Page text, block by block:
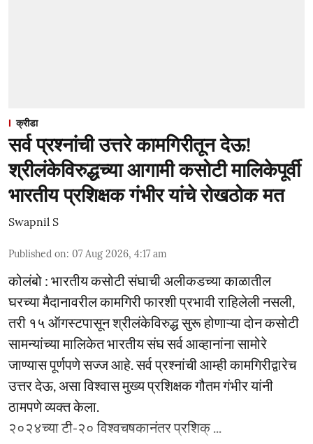
क्रीडा
सर्व प्रश्नांची उत्तरे कामगिरीतून देऊ!
श्रीलंकेविरुद्धच्या आगामी कसोटी मालिकेपूर्वी
भारतीय प्रशिक्षक गंभीर यांचे रोखठोक मत
Swapnil S
Published on: 07 Aug 2026, 4:17 am
कोलंबो : भारतीय कसोटी संघाची अलीकडच्या काळातील
घरच्या मैदानावरील कामगिरी फारशी प्रभावी राहिलेली नसली,
तरी १५ ऑगस्टपासून श्रीलंकेविरुद्ध सुरू होणाऱ्या दोन कसोटी
सामन्यांच्या मालिकेत भारतीय संघ सर्व आव्हानांना सामोरे
जाण्यास पूर्णपणे सज्ज आहे. सर्व प्रश्नांची आम्ही कामगिरीद्वारेच
उत्तर देऊ, असा विश्वास मुख्य प्रशिक्षक गौतम गंभीर यांनी
ठामपणे व्यक्त केला.
२०२४च्या टी-२० विश्वचषकानंतर प्रशिक् ...